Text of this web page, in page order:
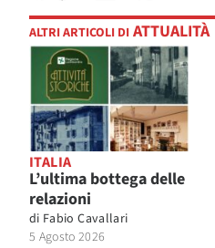
ALTRI ARTICOLI DI ATTUALITÀ
ITALIA
L’ultima bottega delle
relazioni
di Fabio Cavallari
5 Agosto 2026